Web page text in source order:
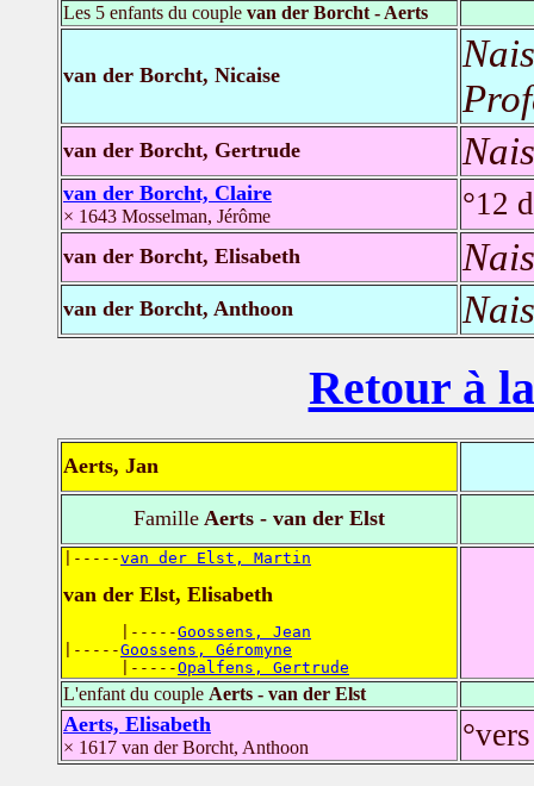
Les 5 enfants du couple van der Borcht - Aerts
van der Borcht, Nicaise
van der Borcht, Gertrude
van der Borcht, Claire
× 1643 Mosselman, Jérôme °12
van der Borcht, Elisabeth
van der Borcht, Anthoon
Retour à
Aerts, Jan
Famille Aerts - van der Elst
|-----van der Elst, Martin
van der Elst, Elisabeth
      |-----
Goossens, Jean
|-----Goossens, Géromyne
      |-----
Opalfens, Gertrude
L'enfant du couple Aerts - van der Elst
Aerts, Elisabeth
× 1617 van der Borcht, Anthoon